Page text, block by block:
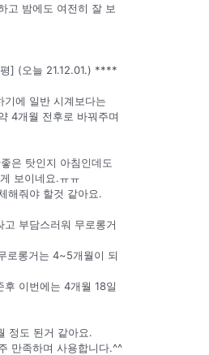
고 밤에도 여전히 잘 보
] (오늘 21.12.01.) ****
기에 일반 시계보다는
4개월 전후로 바꿔주며
은 탓인지 아침인데도
보이네요.ㅠㅠ
해줘야 할것 같아요.
부담스러워 무로롱거
로롱거는 4~5개월이 되
후 이번에는 4개월 18일
정도 된거 같아요.
만족하며 사용합니다.^^